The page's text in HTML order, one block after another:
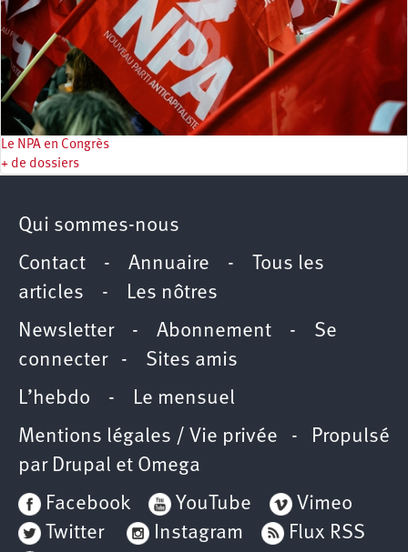
Le NPA en Congrès
+ de dossiers
Qui sommes-nous
Contact - Annuaire -
Tous les
articles - Les nôtres
Newsletter- Abonnement - Se
connecter- Sites amis
L’hebdo - Le mensuel
Mentions légales / Vie privée - Propulsé
par Drupal et Omega
Facebook
YouTube
Vimeo
Twitter
Instagram
Flux RSS